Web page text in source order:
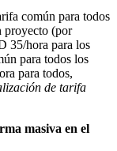
común para todos
proyecto (por
35/hora para los
para todos los
para todos,
de tarifa
masiva en el